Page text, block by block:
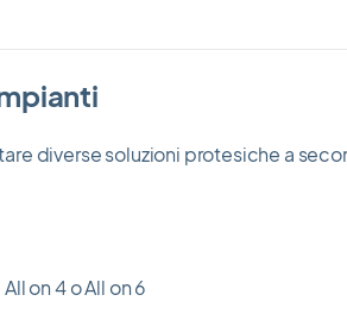
diverse soluzioni protesiche a
on 4 o All on 6